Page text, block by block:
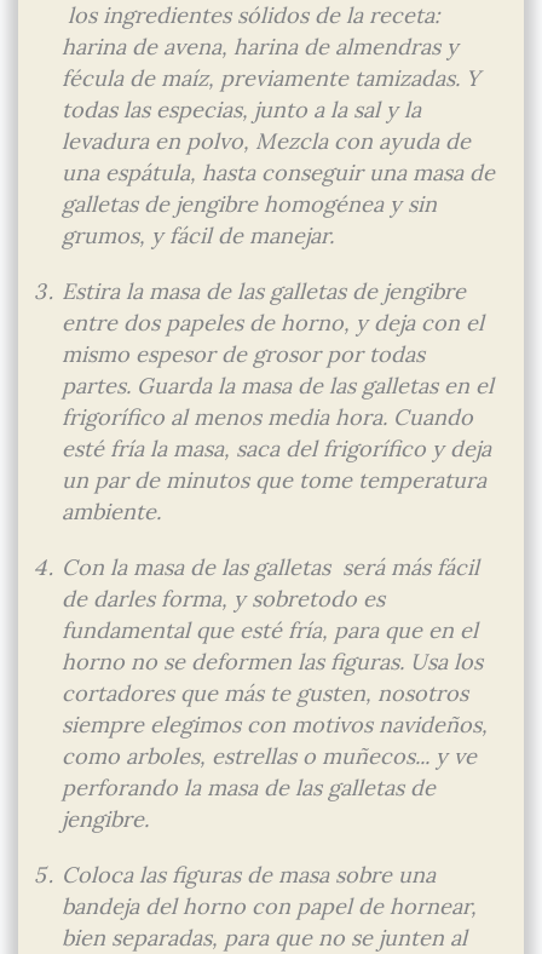
los ingredientes sólidos de la receta:
harina de avena, harina de almendras y
fécula de maíz, previamente tamizadas. Y
todas las especias, junto a la sal y la
levadura en polvo, Mezcla con ayuda de
una espátula, hasta conseguir una masa de
galletas de jengibre homogénea y sin
grumos, y fácil de manejar.
Estira la masa de las galletas de jengibre
entre dos papeles de horno, y deja con el
mismo espesor de grosor por todas
partes. Guarda la masa de las galletas en el
frigorífico al menos media hora. Cuando
esté fría la masa, saca del frigorífico y deja
un par de minutos que tome temperatura
ambiente.
Con la masa de las galletas será más fácil
de darles forma, y sobretodo es
fundamental que esté fría, para que en el
horno no se deformen las figuras. Usa los
cortadores que más te gusten, nosotros
siempre elegimos con motivos navideños,
como arboles, estrellas o muñecos... y ve
perforando la masa de las galletas de
jengibre.
Coloca las figuras de masa sobre una
bandeja del horno con papel de hornear,
bien separadas, para que no se junten al